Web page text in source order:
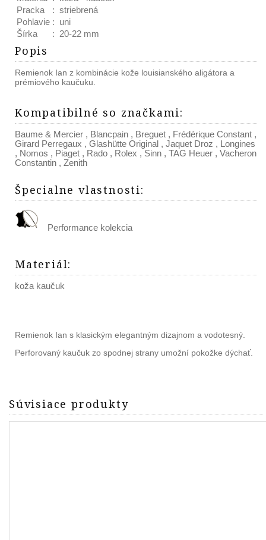
Pracka
: striebrená
Pohlavie : uni
Šírka
: 20-22 mm
Popis
Remienok Ian z kombinácie kože louisianského aligátora a
prémiového kaučuku.
Kompatibilné so značkami:
Baume & Mercier , Blancpain , Breguet , Frédérique Constant ,
Girard Perregaux , Glashütte Original , Jaquet Droz , Longines
, Nomos , Piaget , Rado , Rolex , Sinn , TAG Heuer , Vacheron
Constantin , Zenith
Špecialne vlastnosti:
Performance kolekcia
Materiál:
koža kaučuk
Remienok Ian s klasickým elegantným dizajnom a vodotesný.
Perforovaný kaučuk zo spodnej strany umožní pokožke dýchať.
Súvisiace produkty